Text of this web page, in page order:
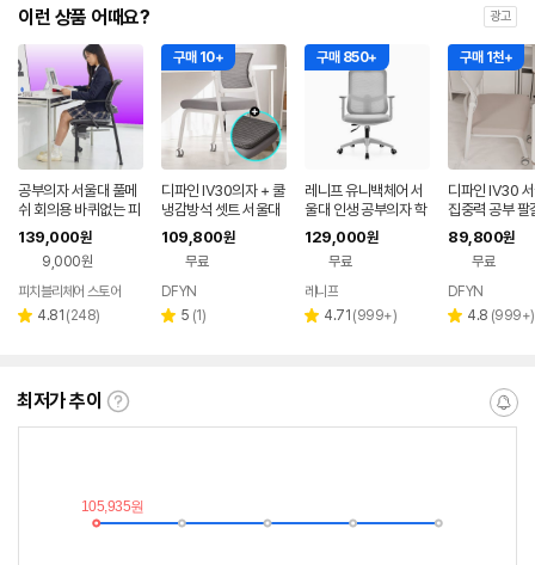
이런 상품 어때요? 광고
공부의자 서울대 풀메
쉬 회의용 바퀴없는 피
치블리 에어본
139,000원
9,000원
피치블리체어 스토어
별 4.81 리
(248)
구매 10+
디파인 IV30의자 + 쿨
냉감방석 셋트 서울대
수험생 여름 차량용 쿨
링 벌집 메쉬 통풍
109,800원
무료
페이
DFYN
별 5 리
(1)
구매 850+
레니프 유니백체어 서
울대 인생 공부의자 학
생 책상 사무용 사무실
컴퓨터 화이트
129,000원
무료
레니프
별 4.71 리
(999+)
구매 1천+
디파인 IV30
집중력 공부 팔
퀴 없는 연세대
자 45퓨어베
89,800원
무료
DFYN
별 4.8 리
(999+)
최저가 추이
최
이
란?
알